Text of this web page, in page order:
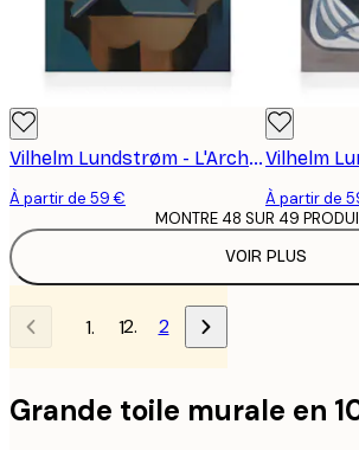
Vilhelm Lundstrøm - L'Architecture Toile
À partir de 59 € À partir de
VOIR PLUS
MONTRE 48 SUR 49
1 2
Grande toile murale en